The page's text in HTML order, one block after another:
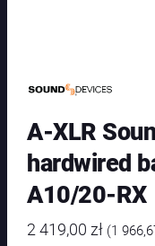
A-XLR
hardwired
A10/20-RX
2 419,00 zł (1